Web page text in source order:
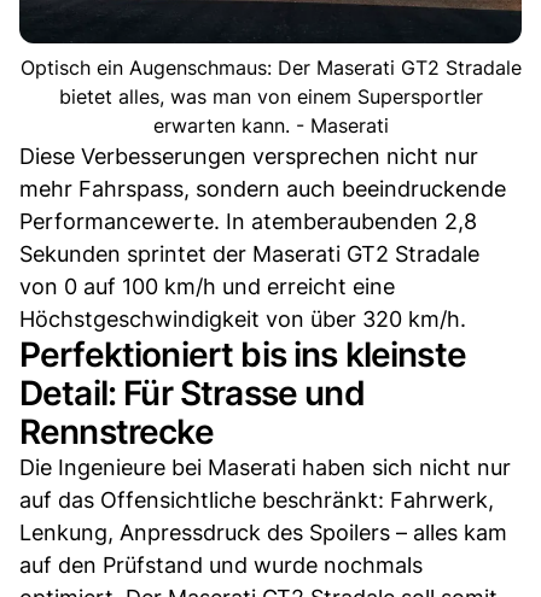
Optisch ein Augenschmaus: Der Maserati GT2 Stradale
bietet alles, was man von einem Supersportler
erwarten kann. - Maserati
Diese Verbesserungen versprechen nicht nur
mehr Fahrspass, sondern auch beeindruckende
Performancewerte. In atemberaubenden 2,8
Sekunden sprintet der Maserati GT2 Stradale
von 0 auf 100 km/h und erreicht eine
Höchstgeschwindigkeit von über 320 km/h.
Perfektioniert bis ins kleinste
Detail: Für Strasse und
Rennstrecke
Die Ingenieure bei Maserati haben sich nicht nur
auf das Offensichtliche beschränkt: Fahrwerk,
Lenkung, Anpressdruck des Spoilers – alles kam
auf den Prüfstand und wurde nochmals